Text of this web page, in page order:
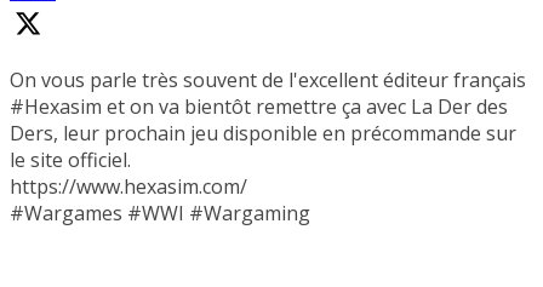
On vous parle très souvent de l'excellent éditeur français
#Hexasim et on va bientôt remettre ça avec La Der des
Ders, leur prochain jeu disponible en précommande sur
le site officiel.
https://www.hexasim.com/
#Wargames #WWI #Wargaming